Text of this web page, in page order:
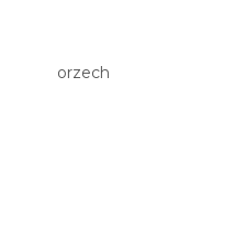
orzech